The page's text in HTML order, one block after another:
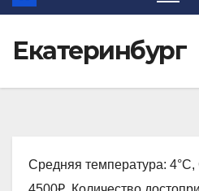
Екатеринбург
Средняя температура: 4°C,